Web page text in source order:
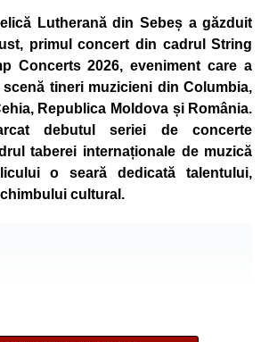
Lutherană din Sebeș a găzduit
primul concert din cadrul String
Concerts 2026, eveniment care a
tineri muzicieni din Columbia,
Republica Moldova și România.
debutul seriei de concerte
taberei internaționale de muzică
o seară dedicată talentului,
cultural.